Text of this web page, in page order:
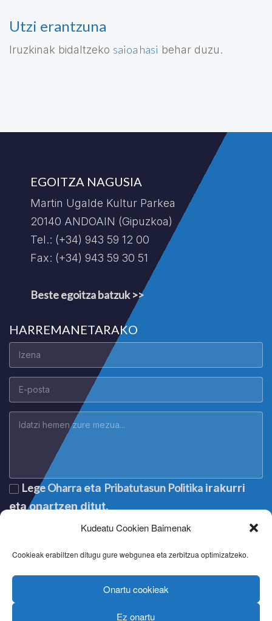
Kudeatu Cookien Baimenak
Cookieak erabiltzen ditugu gure webgunea eta zerbitzua optimizatzeko.
Onartu cookieak
Ez onartu
Utzi erantzuna
Iruzkinak bidaltzeko saioa hasi behar duzu.
EGOITZA NAGUSIA
Martin Ugalde Kultur Parkea
20140 ANDOAIN (Gipuzkoa)
Tel.: (+34) 943 59 12 00
Fax: (+34) 943 59 30 51
Beste egoitza batzuk >>
HARREMANETARAKO
Lege Oharra eta Pribatutasun Politika irakurri
eta onartzen ditut.